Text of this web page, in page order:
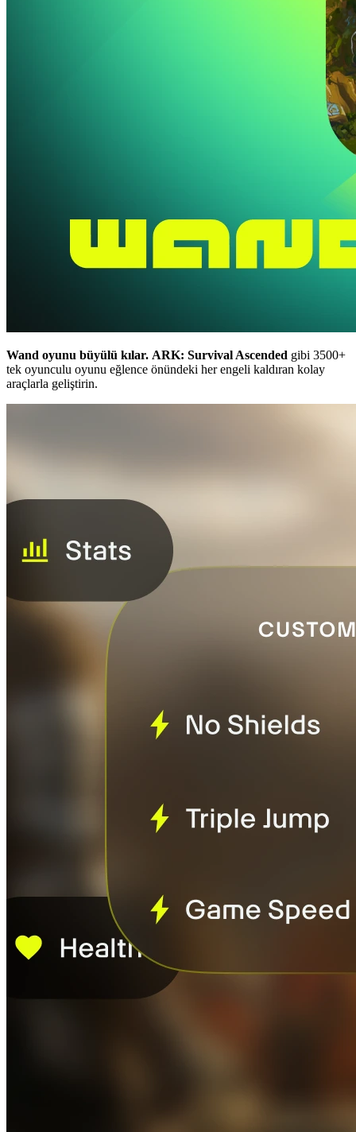
Wand oyunu büyülü kılar. ARK: Survival Ascended gibi 3500+
tek oyunculu oyunu eğlence önündeki her engeli kaldıran kolay
araçlarla geliştirin.